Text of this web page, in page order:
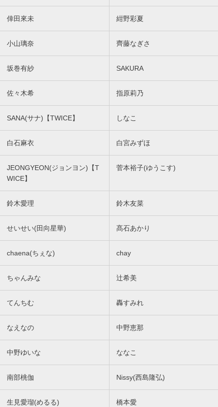
倖田來未 紺野彩夏
小山璃奈 齊藤なぎさ
坂巻有紗 SAKURA
佐々木希 指原莉乃
SANA(サナ)【TWICE】 しなこ
白石麻衣 白宮みずほ
JEONGYEON(ジョンヨン)【T
WICE】
菅本裕子(ゆうこす)
鈴木愛理 鈴木友菜
せいせい(田向星華) 髙石あかり
chaena(ちぇな) chay
ちゃんみな 辻希美
てんちむ 轟すみれ
なえなの 中野恵那
中野ゆいな ななこ
南部桃伽 Nissy(西島隆弘)
生見愛瑠(めるる) 橋本愛